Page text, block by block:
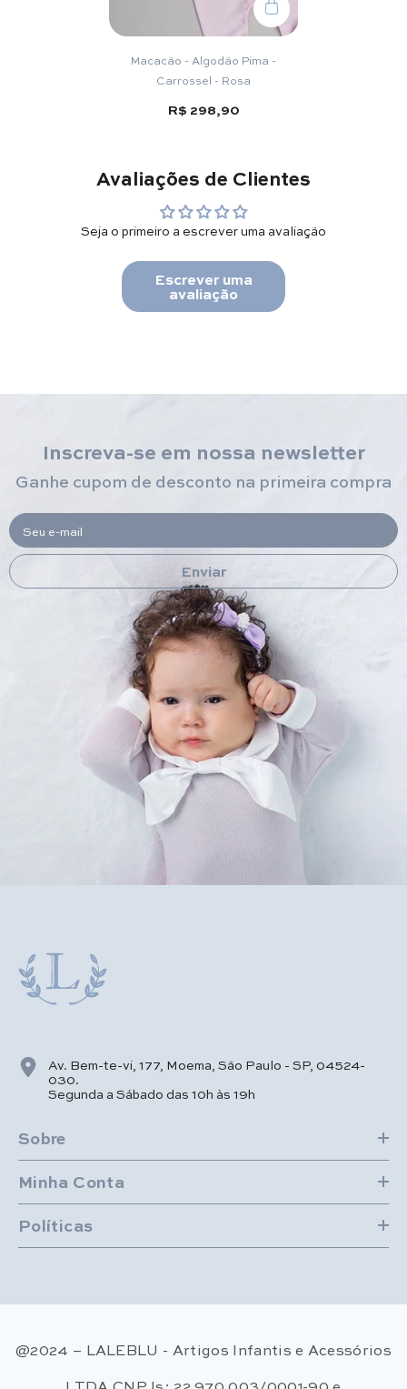
Macacão - Algodão Pima -
Carrossel - Rosa
R$ 298,90
Avaliações de Clientes
Seja o primeiro a escrever uma avaliação
Escrever uma
avaliação
Inscreva-se em nossa newsletter
Ganhe cupom de desconto na primeira compra
Seu e-mail
Enviar
Av. Bem-te-vi, 177, Moema, São Paulo - SP, 04524-
030.
Segunda a Sábado das 10h às 19h
Sobre
Minha Conta
Políticas
@2024 – LALEBLU - Artigos Infantis e Acessórios